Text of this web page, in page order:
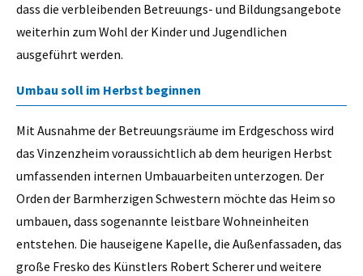
dass die verbleibenden Betreuungs- und Bildungsangebote
weiterhin zum Wohl der Kinder und Jugendlichen
ausgeführt werden.
Umbau soll im Herbst beginnen
Mit Ausnahme der Betreuungsräume im Erdgeschoss wird
das Vinzenzheim voraussichtlich ab dem heurigen Herbst
umfassenden internen Umbauarbeiten unterzogen. Der
Orden der Barmherzigen Schwestern möchte das Heim so
umbauen, dass sogenannte leistbare Wohneinheiten
entstehen. Die hauseigene Kapelle, die Außenfassaden, das
große Fresko des Künstlers Robert Scherer und weitere